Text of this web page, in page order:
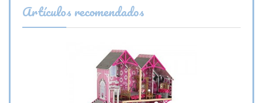
Artículos recomendados